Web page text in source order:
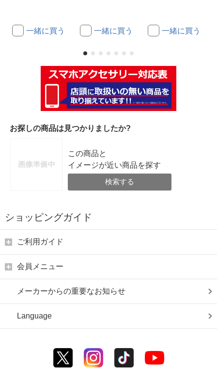
一緒に買う 一緒に買う 一緒に買う
お探しの商品は見つかりましたか?
この商品と
イメージが近い商品を探す
検索する
ショッピングガイド
ご利用ガイド
会員メニュー
メーカーからの重要なお知らせ
Language